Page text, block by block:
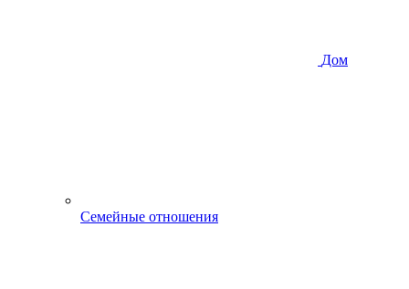
Дом
Семейные отношения